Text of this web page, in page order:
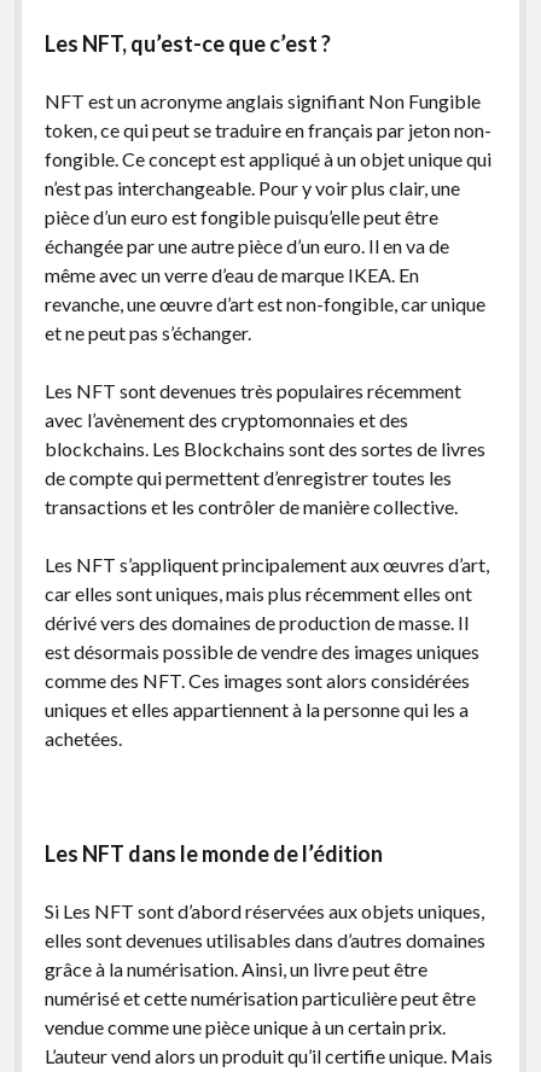
Les NFT, qu’est-ce que c’est ?
NFT est un acronyme anglais signifiant Non Fungible
token, ce qui peut se traduire en français par jeton non-
fongible. Ce concept est appliqué à un objet unique qui
n’est pas interchangeable. Pour y voir plus clair, une
pièce d’un euro est fongible puisqu’elle peut être
échangée par une autre pièce d’un euro. Il en va de
même avec un verre d’eau de marque IKEA. En
revanche, une œuvre d’art est non-fongible, car unique
et ne peut pas s’échanger.
Les NFT sont devenues très populaires récemment
avec l’avènement des cryptomonnaies et des
blockchains. Les Blockchains sont des sortes de livres
de compte qui permettent d’enregistrer toutes les
transactions et les contrôler de manière collective.
Les NFT s’appliquent principalement aux œuvres d’art,
car elles sont uniques, mais plus récemment elles ont
dérivé vers des domaines de production de masse. Il
est désormais possible de vendre des images uniques
comme des NFT. Ces images sont alors considérées
uniques et elles appartiennent à la personne qui les a
achetées.
Les NFT dans le monde de l’édition
Si Les NFT sont d’abord réservées aux objets uniques,
elles sont devenues utilisables dans d’autres domaines
grâce à la numérisation. Ainsi, un livre peut être
numérisé et cette numérisation particulière peut être
vendue comme une pièce unique à un certain prix.
L’auteur vend alors un produit qu’il certifie unique. Mais